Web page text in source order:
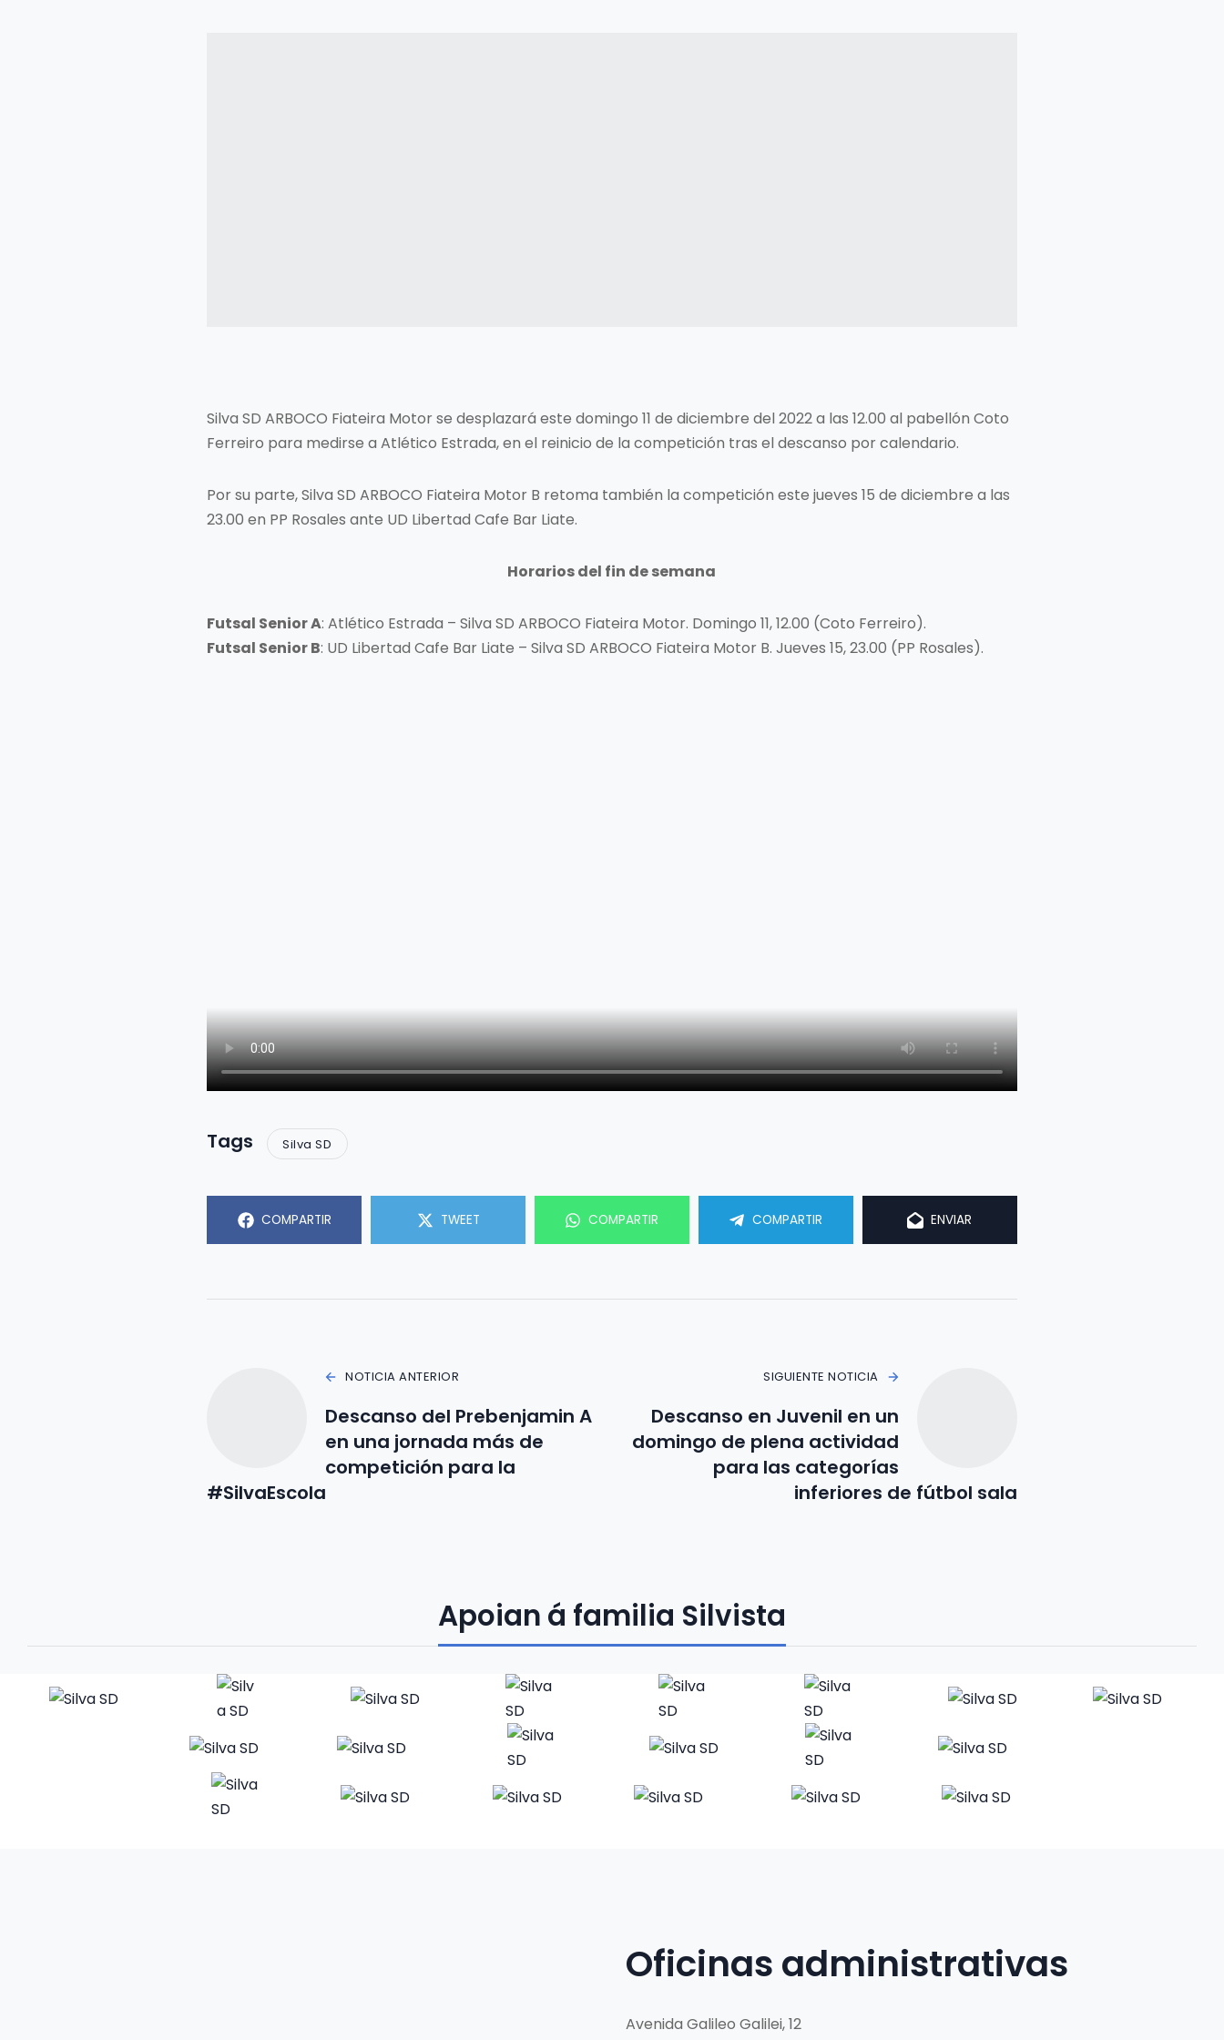
Silva SD ARBOCO Fiateira Motor se desplazará este domingo 11 de diciembre del 2022 a las 12.00 al pabellón Coto
Ferreiro para medirse a Atlético Estrada, en el reinicio de la competición tras el descanso por calendario.
Por su parte, Silva SD ARBOCO Fiateira Motor B retoma también la competición este jueves 15 de diciembre a las
23.00 en PP Rosales ante UD Libertad Cafe Bar Liate.
Horarios del fin de semana
Futsal Senior A: Atlético Estrada – Silva SD ARBOCO Fiateira Motor. Domingo 11, 12.00 (Coto Ferreiro).
Futsal Senior B: UD Libertad Cafe Bar Liate – Silva SD ARBOCO Fiateira Motor B. Jueves 15, 23.00 (PP Rosales).
Tags Silva SD
COMPARTIR TWEET COMPARTIR COMPARTIR ENVIAR
NOTICIA ANTERIOR
Descanso del Prebenjamin A
en una jornada más de
competición para la
#SilvaEscola
SIGUIENTE NOTICIA
Descanso en Juvenil en un
domingo de plena actividad
para las categorías
inferiores de fútbol sala
Apoian á familia Silvista
Oficinas administrativas
Avenida Galileo Galilei, 12